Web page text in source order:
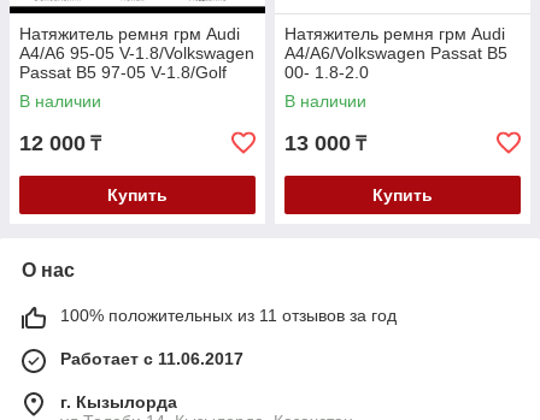
Натяжитель ремня грм Audi
A4/A6 95-05 V-1.8/Volkswagen
Passat B5 97-05 V-1.8/Golf
4/Skoda Octavia Superb 1.8
В наличии
12 000 ₸
Купить
Натяжитель ремня грм Audi
A4/A6/Volkswagen Passat B5
00- 1.8-2.0
В наличии
13 000 ₸
Купить
О нас
100% положительных из 11 отзывов за год
Работает с 11.06.2017
г. Кызылорда